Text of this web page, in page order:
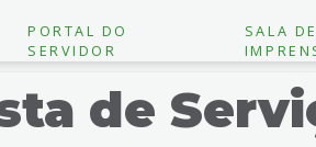
PORTAL DO
SERVIDOR
SALA DE
de